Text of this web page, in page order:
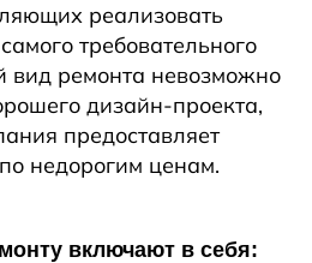
реализовать
требовательного
вид ремонта невозможно
дизайн-проекта,
предоставляет
недорогим ценам.
включают в себя: